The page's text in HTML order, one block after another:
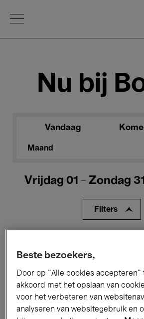
Open Menu
Nu bij
Vandaag
Maand
Vrijdag 01 - Zondag
Filters
Performances Lezingen &
Jazz Klassieke Muziek
Beste bezoekers,
Door op “Alle cookies accepteren”
akkoord met het opslaan van
voor het verbeteren van
analyseren van websitegebruik en